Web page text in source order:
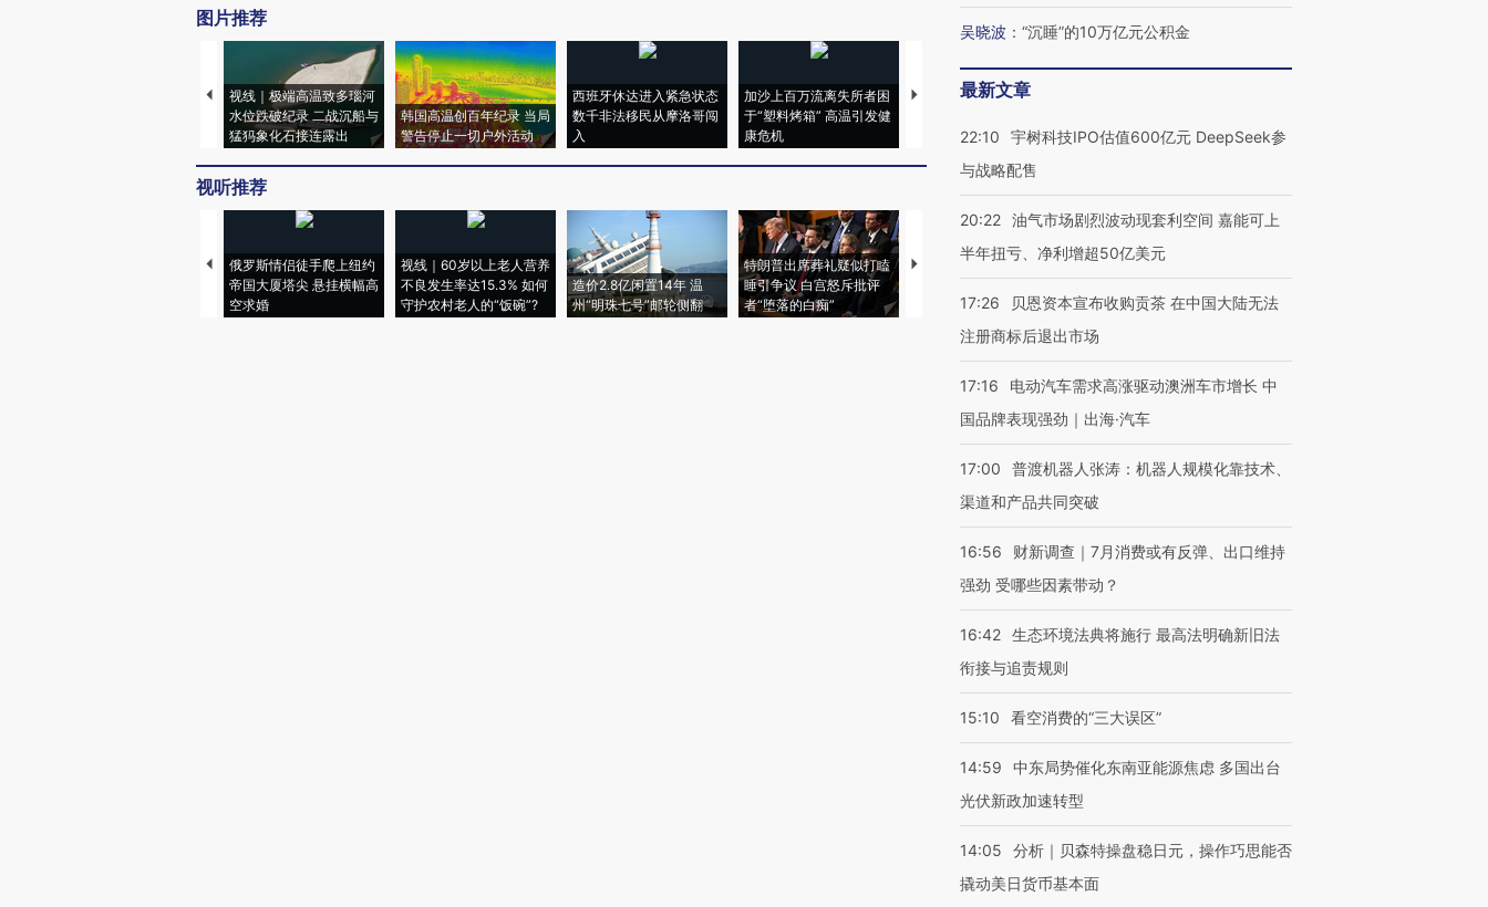
图片推荐
视线｜极端高温致多瑙河
水位跌破纪录 二战沉船与
猛犸象化石接连露出
韩国高温创百年纪录 当局
警告停止一切户外活动
西班牙休达进入紧急状态
数千非法移民从摩洛哥闯
入
加沙上百万流离失所者困
于“塑料烤箱” 高温引发健
康危机
视线｜HYROX的吸金
心“花钱找虐”？
毒品
育部长拱下台
视听推荐
俄罗斯情侣徒手爬上纽约
帝国大厦塔尖 悬挂横幅高
空求婚
视线｜60岁以上老人营养
不良发生率达15.3% 如何
守护农村老人的“饭碗”?
造价2.8亿闲置14年 温
州“明珠七号”邮轮侧翻
特朗普出席葬礼疑似打瞌
睡引争议 白宫怒斥批评
者“堕落的白痴”
视线｜全球最热百城独占
阿根廷3-0阿尔及利亚
兹奖得主的“非天才”拼图
吴晓波 ： “沉睡”的10万亿元公积金
最新文章
22:10
宇树科技IPO估值600亿元 DeepSeek参
与战略配售
20:22 油气市场剧烈波动现套利空间 嘉能可上
半年扭亏、净利增超50亿美元
17:26
贝恩资本宣布收购贡茶 在中国大陆无法
注册商标后退出市场
17:16
电动汽车需求高涨驱动澳洲车市增长 中
国品牌表现强劲｜出海·汽车
17:00
普渡机器人张涛：机器人规模化靠技术、
渠道和产品共同突破
16:56
财新调查｜7月消费或有反弹、出口维持
强劲 受哪些因素带动？
16:42 生态环境法典将施行 最高法明确新旧法
衔接与追责规则
15:10 看空消费的“三大误区”
14:59
中东局势催化东南亚能源焦虑 多国出台
光伏新政加速转型
14:05
分析｜贝森特操盘稳日元，操作巧思能否
撬动美日货币基本面